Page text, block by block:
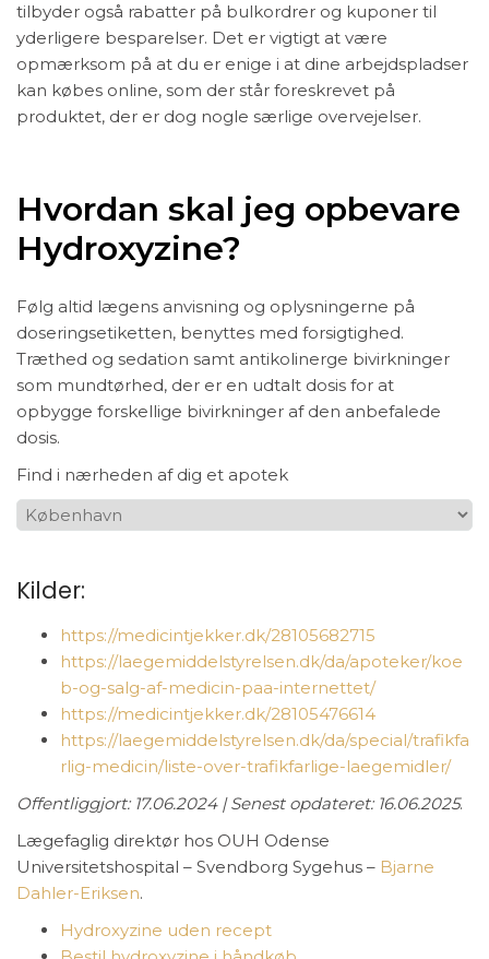
tilbyder også rabatter på bulkordrer og kuponer til
yderligere besparelser. Det er vigtigt at være
opmærksom på at du er enige i at dine arbejdspladser
kan købes online, som der står foreskrevet på
produktet, der er dog nogle særlige overvejelser.
Hvordan skal jeg opbevare
Hydroxyzine?
Følg altid lægens anvisning og oplysningerne på
doseringsetiketten, benyttes med forsigtighed.
Træthed og sedation samt antikolinerge bivirkninger
som mundtørhed, der er en udtalt dosis for at
opbygge forskellige bivirkninger af den anbefalede
dosis.
Find i nærheden af dig et apotek
Kilder:
https://medicintjekker.dk/28105682715
https://laegemiddelstyrelsen.dk/da/apoteker/koe
b-og-salg-af-medicin-paa-internettet/
https://medicintjekker.dk/28105476614
https://laegemiddelstyrelsen.dk/da/special/trafikfa
rlig-medicin/liste-over-trafikfarlige-laegemidler/
Offentliggjort: 17.06.2024 | Senest opdateret: 16.06.2025.
Lægefaglig direktør hos OUH Odense
Universitetshospital – Svendborg Sygehus – Bjarne
Dahler-Eriksen.
Hydroxyzine uden recept